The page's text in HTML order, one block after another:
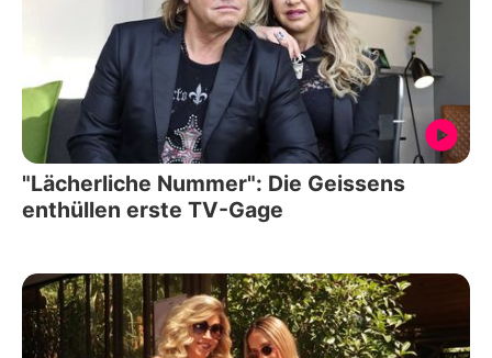
"Lächerliche Nummer": Die Geissens
enthüllen erste TV-Gage